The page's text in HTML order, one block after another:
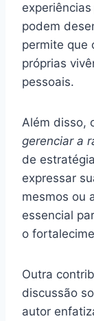
podem
permite que
próprias
pessoais.
Além disso,
gerenciar a
de
expressar
mesmos ou
essencial
o
Outra
discussão
autor